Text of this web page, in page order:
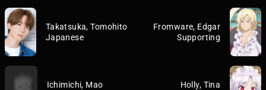
Takatsuka, Tomohito
Japanese
Fromware, Edgar
Supporting
Ichimichi, Mao
Holly, Tina